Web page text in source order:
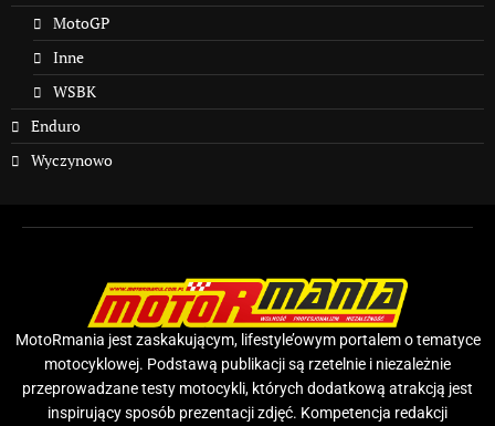
MotoGP
Inne
WSBK
Enduro
Wyczynowo
MotoRmania jest zaskakującym, lifestyle’owym portalem o tematyce
motocyklowej. Podstawą publikacji są rzetelnie i niezależnie
przeprowadzane testy motocykli, których dodatkową atrakcją jest
inspirujący sposób prezentacji zdjęć. Kompetencja redakcji